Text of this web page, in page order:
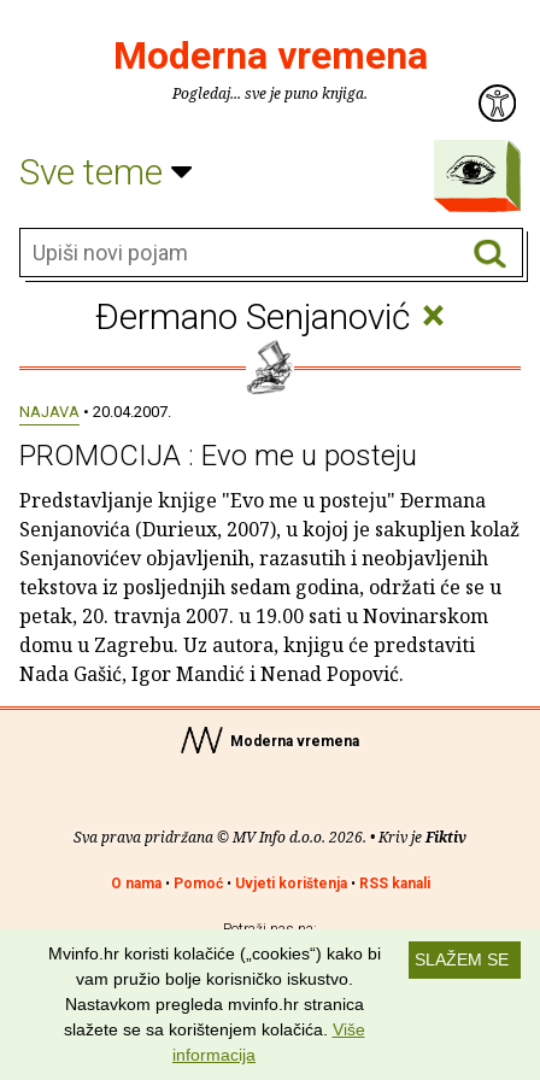
Moderna vremena
Pogledaj... sve je puno knjiga.
Sve teme
Ðermano Senjanović ×
NAJAVA • 20.04.2007.
PROMOCIJA : Evo me u posteju
Predstavljanje knjige "Evo me u posteju" Ðermana
Senjanovića (Durieux, 2007), u kojoj je sakupljen kolaž
Senjanovićev objavljenih, razasutih i neobjavljenih
tekstova iz posljednjih sedam godina, održati će se u
petak, 20. travnja 2007. u 19.00 sati u Novinarskom
domu u Zagrebu. Uz autora, knjigu će predstaviti
Nada Gašić, Igor Mandić i Nenad Popović.
Moderna vremena
Sva prava pridržana © MV Info d.o.o. 2026. • Kriv jeFiktiv
O nama• Pomoć• Uvjeti korištenja• RSS kanali
Potraži nas na:
SLAŽEM SE
Mvinfo.hr koristi kolačiće („cookies“) kako bi
vam pružio bolje korisničko iskustvo.
Nastavkom pregleda mvinfo.hr stranica
slažete se sa korištenjem kolačića. Više
informacija